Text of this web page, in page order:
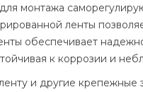
монтажа
ленты
обеспечивает
к коррозии и
и другие